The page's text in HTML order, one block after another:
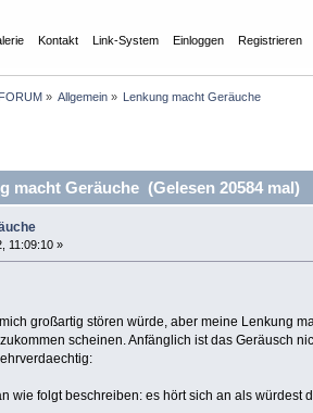
Kontakt Link-System Einloggen Registrieren
» Allgemein » Lenkung macht Geräuche
macht Geräuche (Gelesen 20584 mal)
11:09:10 »
großartig stören würde, aber meine Lenkung
scheinen. Anfänglich ist das Geräusch
wie folgt beschreiben: es hört sich an als würdest